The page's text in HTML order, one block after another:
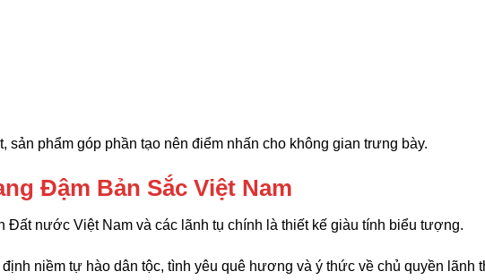
sản phẩm góp phần tạo nên điểm nhấn cho không gian trưng bày.
Đậm Bản Sắc Việt Nam
Đất nước Việt Nam và các lãnh tụ chính là thiết kế giàu tính biểu tượng.
niềm tự hào dân tộc, tình yêu quê hương và ý thức về chủ quyền lãnh